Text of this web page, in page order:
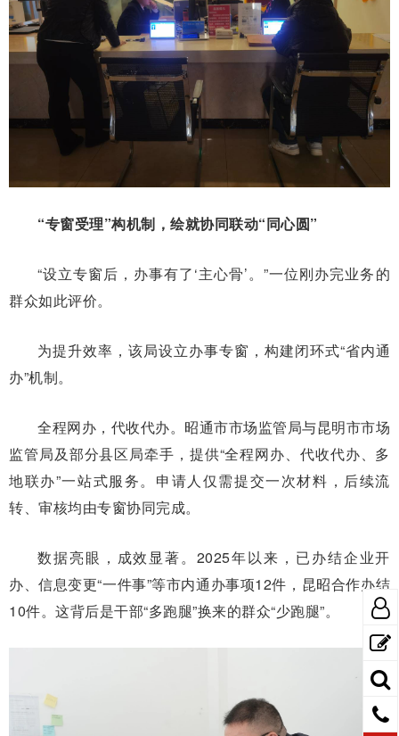
“专窗受理”构机制，绘就协同联动“同心圆”
“设立专窗后，办事有了‘主心骨’。”一位刚办完业务的
群众如此评价。
为提升效率，该局设立办事专窗，构建闭环式“省内通
办”机制。
全程网办，代收代办。昭通市市场监管局与昆明市市场
监管局及部分县区局牵手，提供“全程网办、代收代办、多
地联办”一站式服务。申请人仅需提交一次材料，后续流
转、审核均由专窗协同完成。
数据亮眼，成效显著。2025年以来，已办结企业开
办、信息变更“一件事”等市内通办事项12件，昆昭合作办结
10件。这背后是干部“多跑腿”换来的群众“少跑腿”。